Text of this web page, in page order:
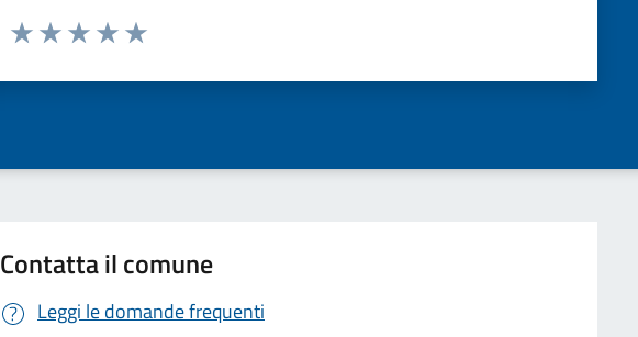
Valuta da 1 a 5 stelle la pagina
Contatta il comune
Leggi le domande frequenti